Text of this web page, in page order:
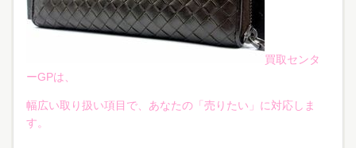
買取センタ
ーGPは、
幅広い取り扱い項目で、あなたの「売りたい」に対応しま
す。